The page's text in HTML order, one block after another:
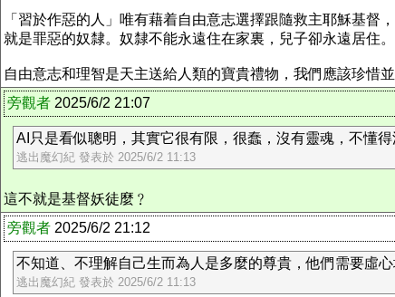
「習於作惡的人」唯有藉着自由意志選擇跟隨救主耶穌基
就是罪惡的奴隸。奴隸不能永遠住在家裏，兒子卻永遠居住
自由意志和理智是天主送給人類的寶貴禮物，我們應該珍惜
旁觀者 2025/6/2 21:07
AI只是看似聰明，其實它很有限，很蠢，沒有靈魂，不懂
逃出魔幻紀 發表於 2025/6/2 11:13
這不就是基督妖徒麼﹖
旁觀者 2025/6/2 21:12
不知道、不理解自己生而為人是多麼的尊貴，他們需要虛
逃出魔幻紀 發表於 2025/6/2 11:13